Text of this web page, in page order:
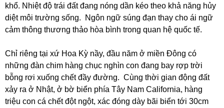
khổ. Nhiệt độ trái đất đang nóng dần kéo theo khả năng hủy
diệt môi trường sống. Ngôn ngữ súng đạn thay cho ái ngữ
cảm thông thương thảo hòa bình trong quan hệ quốc tế.
Chỉ riêng tại xứ Hoa Kỳ nầy, đầu năm ở miền Đông có
những đàn chim hàng chục nghìn con đang bay rợp trời
bỗng rơi xuống chết đầy đường. Cùng thời gian động đất
xảy ra ở Nhật, ở bờ biển phía Tây Nam California, hàng
triệu con cá chết đột ngột, xác đóng dày bãi biển tới 30cm